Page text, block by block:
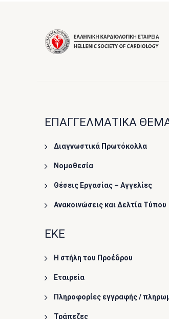
ΕΠΑΓΓΕΛΜΑΤΙΚΑ
Διαγνωστικά Πρωτόκολλα
Νομοθεσία
Θέσεις Εργασίας – Αγγελίες
Ανακοινώσεις και Δελτία Τύπου
ΕΚΕ
Η στήλη του Προέδρου
Εταιρεία
Πληροφορίες εγγραφής /
Τράπεζες